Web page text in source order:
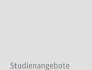
Studienangebote